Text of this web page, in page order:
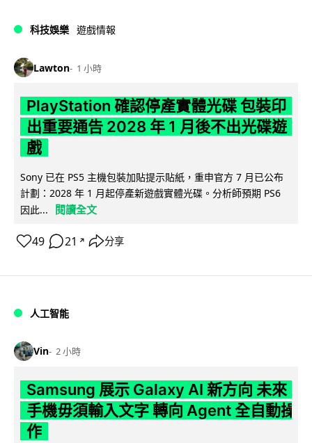
科技娛樂 遊戲情報
Lawton 1 小時
PlayStation 確認停產實體光碟 包裝印
出重要通告 2028 年 1 月後不出光碟遊
戲
Sony 已在 PS5 主機包裝加貼提示貼紙，重申官方 7 月已公布
計劃：2028 年 1 月起停產新遊戲實體光碟。分析師預期 PS6
因此...
閱讀全文
49 21 ↗ 分享
人工智能
Vin 2 小時
Samsung 展示 Galaxy AI 新方向 未來
手機毋須輸入文字 轉向 Agent 全自動操
作